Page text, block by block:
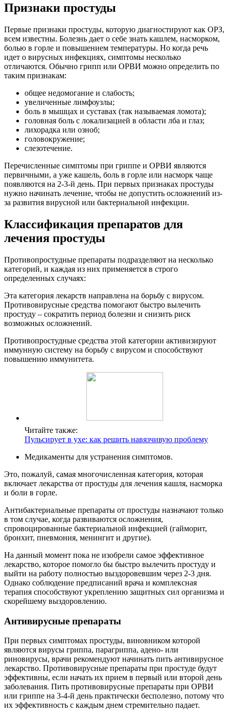
Признаки простуды
Первые признаки простуды, которую диагностируют как ОРЗ,
всем известны. Болезнь дает о себе знать кашлем, насморком,
болью в горле и повышением температуры. Но когда речь
идет о вирусных инфекциях, симптомы несколько
отличаются. Обычно грипп или ОРВИ можно определить по
таким признакам:
общее недомогание и слабость;
увеличенные лимфоузлы;
боль в мышцах и суставах (так называемая ломота);
головная боль с локализацией в области лба и глаз;
лихорадка или озноб;
головокружение;
слезотечение.
Перечисленные симптомы при гриппе и ОРВИ являются
первичными, а уже кашель, боль в горле или насморк чаще
появляются на 2-3-й день. При первых признаках простуды
нужно начинать лечение, чтобы не допустить осложнений из-
за развития вирусной или бактериальной инфекции.
Классификация препаратов для
лечения простуды
Противопростудные препараты подразделяют на несколько
категорий, и каждая из них применяется в строго
определенных случаях:
Эта категория лекарств направлена на борьбу с вирусом.
Противовирусные средства помогают быстро вылечить
простуду – сократить период болезни и снизить риск
возможных осложнений.
Противопростудные средства этой категории активизируют
иммунную систему на борьбу с вирусом и способствуют
повышению иммунитета.
Читайте также:
Пульсирует в ухе: как решить навязчивую проблему
Медикаменты для устранения симптомов.
Это, пожалуй, самая многочисленная категория, которая
включает лекарства от простуды для лечения кашля, насморка
и боли в горле.
Антибактериальные препараты от простуды назначают только
в том случае, когда развиваются осложнения,
спровоцированные бактериальной инфекцией (гайморит,
бронхит, пневмония, менингит и другие).
На данный момент пока не изобрели самое эффективное
лекарство, которое помогло бы быстро вылечить простуду и
выйти на работу полностью выздоровевшим через 2-3 дня.
Однако соблюдение предписаний врача и комплексная
терапия способствуют укреплению защитных сил организма и
скорейшему выздоровлению.
Антивирусные препараты
При первых симптомах простуды, виновником которой
являются вирусы гриппа, парагриппа, адено- или
риновирусы, врачи рекомендуют начинать пить антивирусное
лекарство. Противовирусные препараты при простуде будут
эффективны, если начать их прием в первый или второй день
заболевания. Пить противовирусные препараты при ОРВИ
или гриппе на 3-4-й день практически бесполезно, потому что
их эффективность с каждым днем стремительно падает.